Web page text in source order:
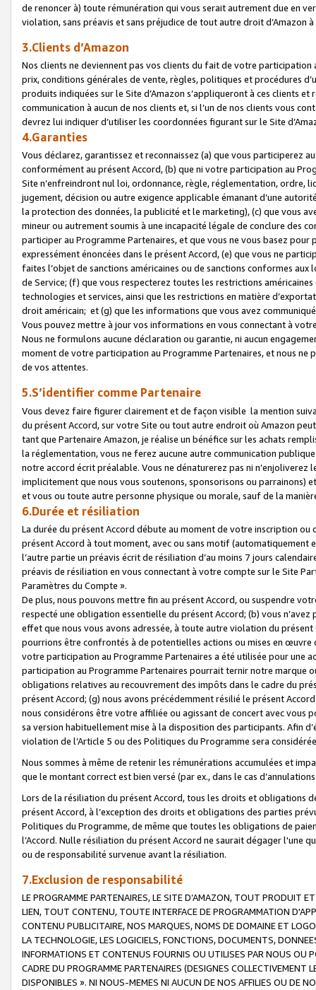
de renoncer à) toute rémunération qui vous serait autrement due en
violation, sans préavis et sans préjudice de tout autre droit
3.Clients d’Amazon
Nos clients ne deviennent pas vos clients du fait de votre
prix, conditions générales de vente, règles, politiques et procédures
produits indiquées sur le Site d’Amazon s’appliqueront à ces clients
communication à aucun de nos clients et, si l’un de nos clients vous
devrez lui indiquer d’utiliser les coordonnées figurant sur le Site
4.Garanties
Vous déclarez, garantissez et reconnaissez (a) que vous participerez
conformément au présent Accord, (b) que ni votre participation au
Site n’enfreindront nul loi, ordonnance, règle, réglementation, ordre,
jugement, décision ou autre exigence applicable émanant d’une
la protection des données, la publicité et le marketing), (c) que vous
mineur ou autrement soumis à une incapacité légale de conclure des
participer au Programme Partenaires, et que vous ne vous basez
expressément énoncées dans le présent Accord, (e) que vous ne
faites l’objet de sanctions américaines ou de sanctions conformes
de Service; (f) que vous respecterez toutes les restrictions
technologies et services, ainsi que les restrictions en matière
droit américain; et (g) que les informations que vous avez
Vous pouvez mettre à jour vos informations en vous connectant à
Nous ne formulons aucune déclaration ou garantie, ni aucun
moment de votre participation au Programme Partenaires, et nous
de vos attentes.
5.S’identifier comme Partenaire
Vous devez faire figurer clairement et de façon visible la mention
du présent Accord, sur votre Site ou tout autre endroit où Amazon
tant que Partenaire Amazon, je réalise un bénéfice sur les achats
la réglementation, vous ne ferez aucune autre communication
notre accord écrit préalable. Vous ne dénaturerez pas ni
implicitement que nous vous soutenons, sponsorisons ou parrainons)
et vous ou toute autre personne physique ou morale, sauf de la
6.Durée et résiliation
La durée du présent Accord débute au moment de votre inscription
présent Accord à tout moment, avec ou sans motif (automatiquement
l’autre partie un préavis écrit de résiliation d’au moins 7 jours
préavis de résiliation en vous connectant à votre compte sur le Site
Paramètres du Compte ».
De plus, nous pouvons mettre fin au présent Accord, ou suspendre
respecté une obligation essentielle du présent Accord; (b) vous
effet que nous vous avons adressée, à toute autre violation du
pourrions être confrontés à de potentielles actions ou mises en
votre participation au Programme Partenaires a été utilisée pour une
participation au Programme Partenaires pourrait ternir notre marque
obligations relatives au recouvrement des impôts dans le cadre du
présent Accord; (g) nous avons précédemment résilié le présent
nous considérons être votre affiliée ou agissant de concert avec vous
sa version habituellement mise à la disposition des participants. Afin
violation de l’Article 5 ou des Politiques du Programme sera
Nous sommes à même de retenir les rémunérations accumulées et
que le montant correct est bien versé (par ex., dans le cas
Lors de la résiliation du présent Accord, tous les droits et obligations
présent Accord, à l’exception des droits et obligations des parties
Politiques du Programme, de même que toutes les obligations de
l’Accord. Nulle résiliation du présent Accord ne saurait dégager l'une
ou de responsabilité survenue avant la résiliation.
7.Exclusion de responsabilité
LE PROGRAMME PARTENAIRES, LE SITE D’AMAZON, TOUT PRODUIT
LIEN, TOUT CONTENU, TOUTE INTERFACE DE PROGRAMMATION
CONTENU PUBLICITAIRE, NOS MARQUES, NOMS DE DOMAINE ET
LA TECHNOLOGIE, LES LOGICIELS, FONCTIONS, DOCUMENTS,
INFORMATIONS ET CONTENUS FOURNIS OU UTILISES PAR NOUS OU
CADRE DU PROGRAMME PARTENAIRES (DESIGNES COLLECTIVEMENT
DISPONIBLES ». NI NOUS-MEMES NI AUCUN DE NOS AFFILIES OU DE